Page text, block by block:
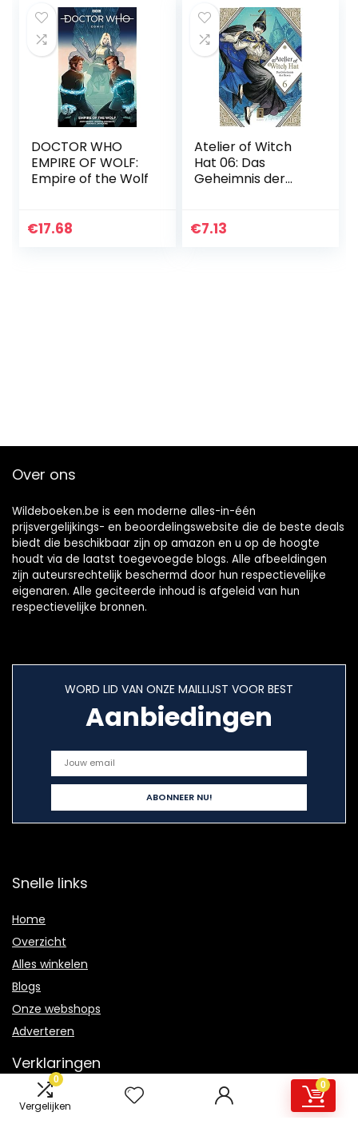
0
Vergelijken
0
DOCTOR WHO
EMPIRE OF WOLF:
Empire of the Wolf
€17.68
Atelier of Witch
Hat 06: Das
Geheimnis der
€7.13
Over ons
Wildeboeken.be is een moderne alles-in-één
prijsvergelijkings- en beoordelingswebsite die de beste deals
biedt die beschikbaar zijn op amazon en u op de hoogte
houdt via de laatst toegevoegde blogs. Alle afbeeldingen
zijn auteursrechtelijk beschermd door hun respectievelijke
eigenaren. Alle geciteerde inhoud is afgeleid van hun
respectievelijke bronnen.
WORD LID VAN ONZE MAILLIJST VOOR BEST
Aanbiedingen
Snelle links
Home
Overzicht
Alles winkelen
Blogs
Onze webshops
Adverteren
Verklaringen
Privacybeleid